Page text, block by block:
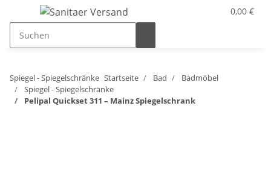
0,00 €
Spiegel - Spiegelschränke Startseite Bad
Badmöbel
Spiegel - Spiegelschränke
Pelipal Quickset 311 – Mainz Spiegelschrank